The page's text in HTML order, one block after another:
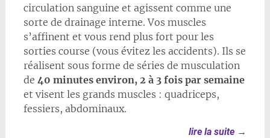
circulation sanguine et agissent comme une
sorte de drainage interne. Vos muscles
s’affinent et vous rend plus fort pour les
sorties course (vous évitez les accidents). Ils se
réalisent sous forme de séries de musculation
de 40 minutes environ, 2 à 3 fois par semaine
et visent les grands muscles : quadriceps,
fessiers, abdominaux.
lire la suite →